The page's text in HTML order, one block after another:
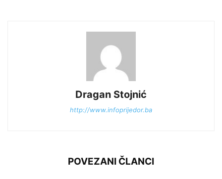
Dragan Stojnić
http://www.infoprijedor.ba
POVEZANI ČLANCI